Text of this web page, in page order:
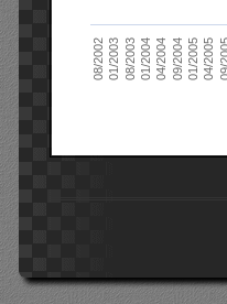
08/200201/200308/200301/200404/200409/200401/200504/200509/